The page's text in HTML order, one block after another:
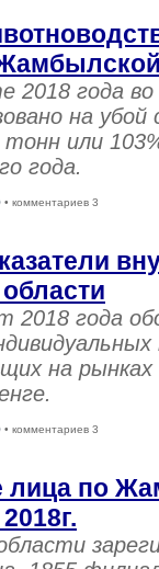
2018 года
на
или
года.
• комментариев 3
2018 года
на рынках
• комментариев 3
лица по